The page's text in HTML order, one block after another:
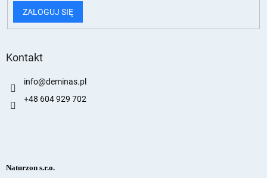
ZALOGUJ SIĘ
Kontakt
info@deminas.pl
+48 604 929 702
Naturzon s.r.o.